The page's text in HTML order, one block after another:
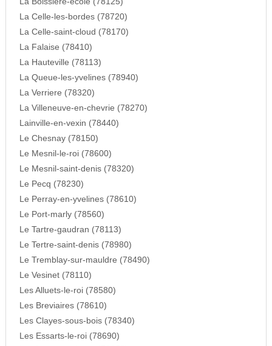
La Celle-les-bordes (78720)
La Celle-saint-cloud (78170)
La Falaise (78410)
La Hauteville (78113)
La Queue-les-yvelines (78940)
La Verriere (78320)
La Villeneuve-en-chevrie (78270)
Lainville-en-vexin (78440)
Le Chesnay (78150)
Le Mesnil-le-roi (78600)
Le Mesnil-saint-denis (78320)
Le Pecq (78230)
Le Perray-en-yvelines (78610)
Le Port-marly (78560)
Le Tartre-gaudran (78113)
Le Tertre-saint-denis (78980)
Le Tremblay-sur-mauldre (78490)
Le Vesinet (78110)
Les Alluets-le-roi (78580)
Les Breviaires (78610)
Les Clayes-sous-bois (78340)
Les Essarts-le-roi (78690)